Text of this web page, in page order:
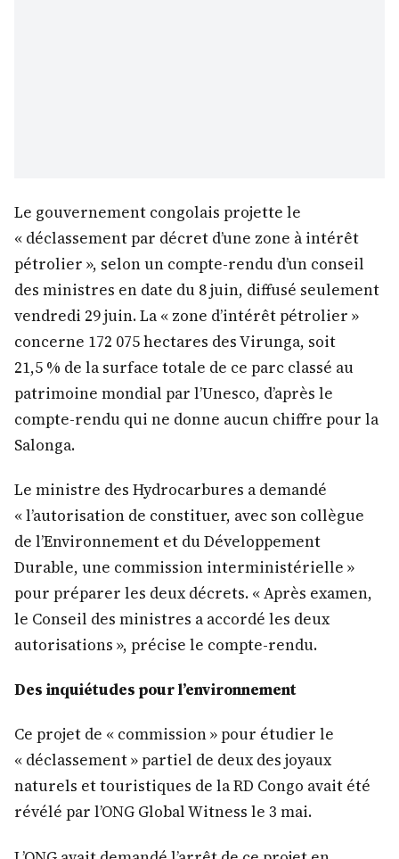
Le gouvernement congolais projette le
« déclassement par décret d’une zone à intérêt
pétrolier », selon un compte-rendu d’un conseil
des ministres en date du 8 juin, diffusé seulement
vendredi 29 juin. La « zone d’intérêt pétrolier »
concerne 172 075 hectares des Virunga, soit
21,5 % de la surface totale de ce parc classé au
patrimoine mondial par l’Unesco, d’après le
compte-rendu qui ne donne aucun chiffre pour la
Salonga.
Le ministre des Hydrocarbures a demandé
« l’autorisation de constituer, avec son collègue
de l’Environnement et du Développement
Durable, une commission interministérielle »
pour préparer les deux décrets. « Après examen,
le Conseil des ministres a accordé les deux
autorisations », précise le compte-rendu.
Des inquiétudes pour l’environnement
Ce projet de « commission » pour étudier le
« déclassement » partiel de deux des joyaux
naturels et touristiques de la RD Congo avait été
révélé par l’ONG Global Witness le 3 mai.